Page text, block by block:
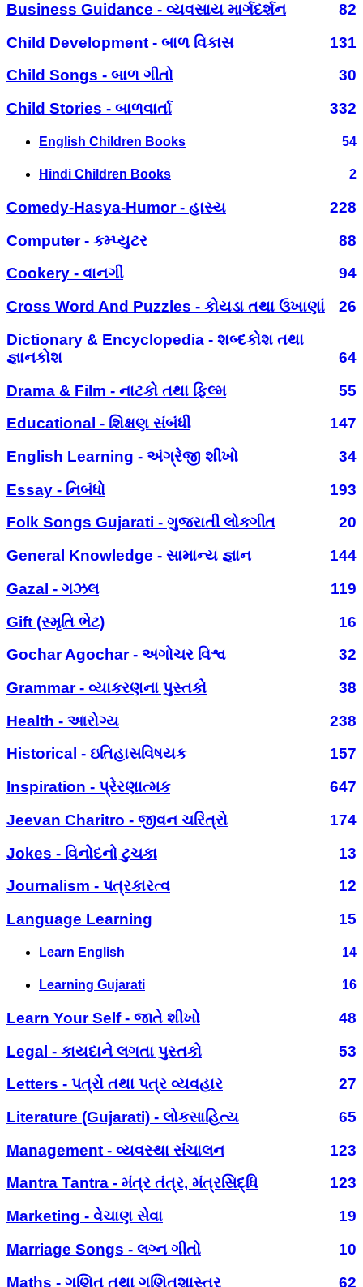
Business Guidance - વ્યવસાય માર્ગદર્શન
82
Child Development - બાળ વિકાસ
131
Child Songs - બાળ ગીતો
30
Child Stories - બાળવાર્તા
332
English Children Books 54
Hindi Children Books 2
Comedy-Hasya-Humor - હાસ્ય
228
Computer - કમ્પ્યુટર
88
Cookery - વાનગી
94
Cross Word And Puzzles - કોયડા તથા ઉખાણાં
26
Dictionary & Encyclopedia - શબ્દકોશ તથા
જ્ઞાનકોશ
64
Drama & Film - નાટકો તથા ફિલ્મ
55
Educational - શિક્ષણ સંબંધી
147
English Learning - અંગ્રેજી શીખો
34
Essay - નિબંધો
193
Folk Songs Gujarati - ગુજરાતી લોકગીત
20
General Knowledge - સામાન્ય જ્ઞાન
144
Gazal - ગઝલ
119
Gift (સ્મૃતિ ભેટ)
16
Gochar Agochar - અગોચર વિશ્વ
32
Grammar - વ્યાકરણના પુસ્તકો
38
Health - આરોગ્ય
238
Historical - ઇતિહાસવિષયક
157
Inspiration - પ્રેરણાત્મક
647
Jeevan Charitro - જીવન ચરિત્રો
174
Jokes - વિનોદનો ટુચકા
13
Journalism - પત્રકારત્વ
12
Language Learning
15
Learn English 14
Learning Gujarati 16
Learn Your Self - જાતે શીખો
48
Legal - કાયદાને લગતા પુસ્તકો
53
Letters - પત્રો તથા પત્ર વ્યવહાર
27
Literature (Gujarati) - લોકસાહિત્ય
65
Management - વ્યવસ્થા સંચાલન
123
Mantra Tantra - મંત્ર તંત્ર, મંત્રસિદ્ધિ
123
Marketing - વેચાણ સેવા
19
Marriage Songs - લગ્ન ગીતો
10
Maths - ગણિત તથા ગણિતશાસ્ત્ર
62